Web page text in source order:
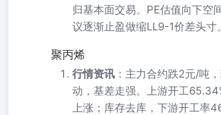
归基本面交易。PE估值向下空
议逐渐止盈做缩LL9-1价差头寸。
聚丙烯
行情资讯 ：主力合约跌2元/吨
动，基差走强。上游开工
上涨；库存去库，下游开工率